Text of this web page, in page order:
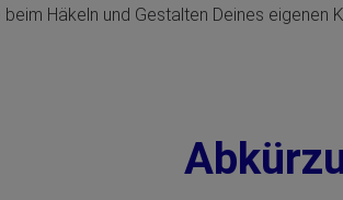
Häkeln und Gestalten Deines eigenen